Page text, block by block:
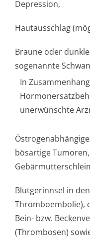
Depression,
Hautausschlag
Braune oder
sogenannte
In
unerwünschte
bösartige
Blutgerinnsel in
Thromboembolie),
Bein- bzw.
(Thrombosen)